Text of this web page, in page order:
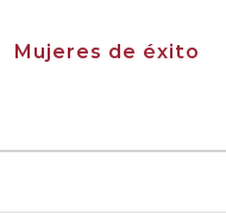
Mujeres de éxito